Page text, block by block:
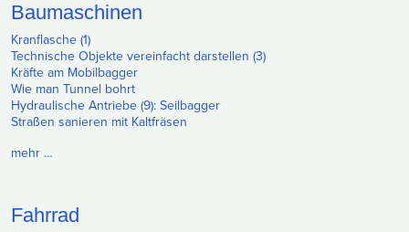
Baumaschinen
Kranflasche (1)
Technische Objekte vereinfacht darstellen (3)
Kräfte am Mobilbagger
Wie man Tunnel bohrt
Hydraulische Antriebe (9): Seilbagger
Straßen sanieren mit Kaltfräsen
mehr …
Fahrrad